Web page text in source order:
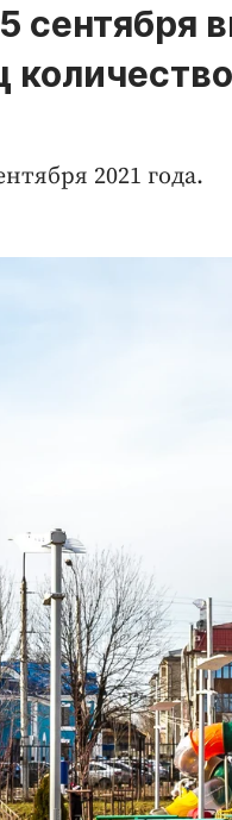
сентября
2021 года.